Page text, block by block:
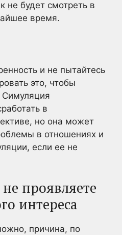
не будет смотреть в
время.
и не пытайтесь
это, чтобы
Симуляция
в
но она может
в отношениях и
если ее не
проявляете
интереса
причина, по